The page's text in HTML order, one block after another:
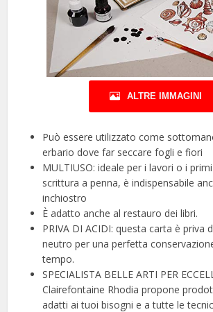
ALTRE IMMAGINI
Può essere utilizzato come
erbario dove far seccare fogli e fiori
MULTIUSO: ideale per i lavori o i
scrittura a penna, è indispensabile
inchiostro
È adatto anche al restauro dei libri.
PRIVA DI ACIDI: questa carta è priva
neutro per una perfetta
tempo.
SPECIALISTA BELLE ARTI PER
Clairefontaine Rhodia propone
adatti ai tuoi bisogni e a tutte le